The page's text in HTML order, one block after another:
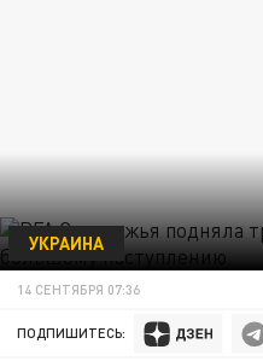
УКРАИНА
14 СЕНТЯБРЯ 07:36
ПОДПИШИТЕСЬ: